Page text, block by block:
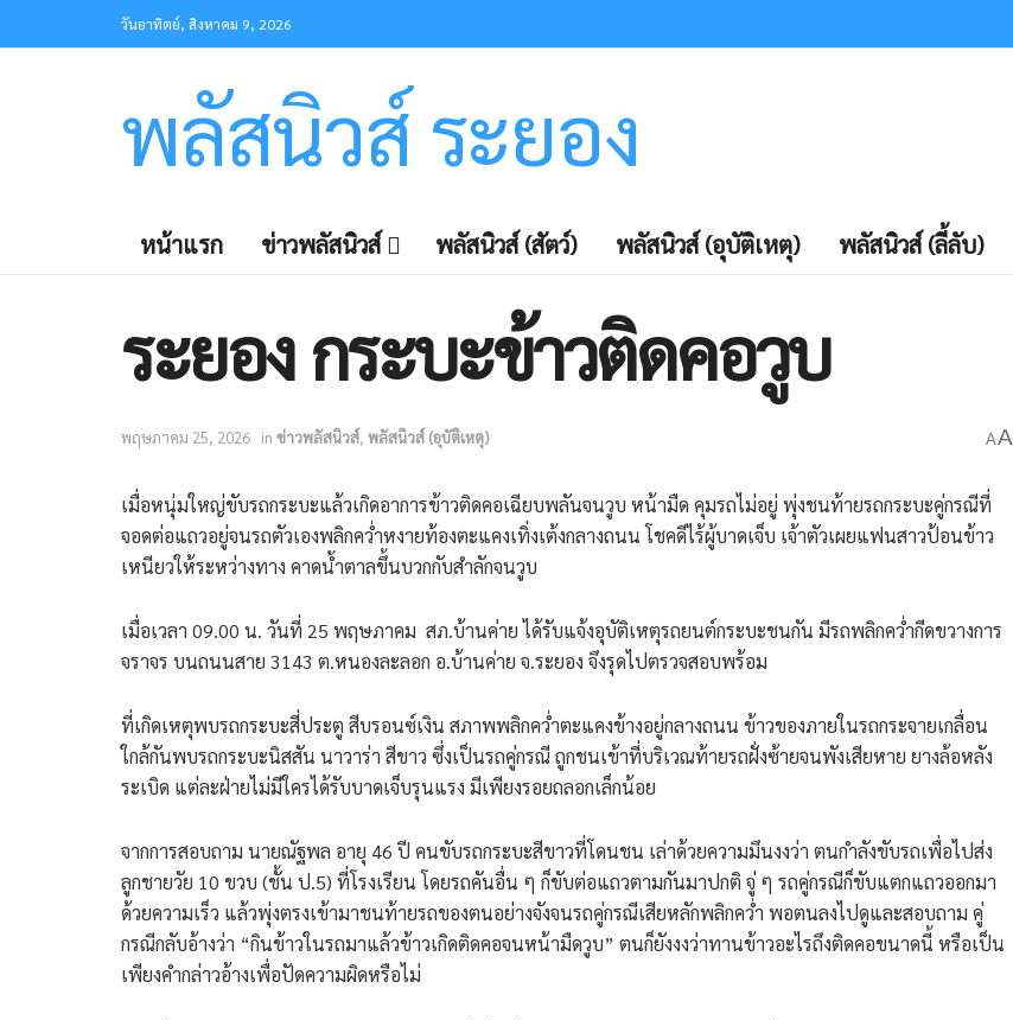
วันอาทิตย์, สิงหาคม 9, 2026
พลัสนิวส์ ระยอง
หน้าแรก ข่าวพลัสนิวส์ พลัสนิวส์ (สัตว์) พลัสนิวส์ (อุบัติเหตุ) พลัสนิวส์ (ลี้ลับ)
ระยอง กระบะข้าวติดคอวูบ
พฤษภาคม 25, 2026 in ข่าวพลัสนิวส์, พลัสนิวส์ (อุบัติเหตุ) AA
เมื่อหนุ่มใหญ่ขับรถกระบะแล้วเกิดอาการข้าวติดคอเฉียบพลันจนวูบ หน้ามืด คุมรถไม่อยู่ พุ่งชนท้ายรถกระบะคู่กรณีที่
จอดต่อแถวอยู่จนรถตัวเองพลิกคว่ำหงายท้องตะแคงเทิ่งเต้งกลางถนน โชคดีไร้ผู้บาดเจ็บ เจ้าตัวเผยแฟนสาวป้อนข้าว
เหนียวให้ระหว่างทาง คาดน้ำตาลขึ้นบวกกับสำลักจนวูบ
เมื่อเวลา 09.00 น. วันที่ 25 พฤษภาคม สภ.บ้านค่าย ได้รับแจ้งอุบัติเหตุรถยนต์กระบะชนกัน มีรถพลิกคว่ำกีดขวางการ
จราจร บนถนนสาย 3143 ต.หนองละลอก อ.บ้านค่าย จ.ระยอง จึงรุดไปตรวจสอบพร้อม
ที่เกิดเหตุพบรถกระบะสี่ประตู สีบรอนซ์เงิน สภาพพลิกคว่ำตะแคงข้างอยู่กลางถนน ข้าวของภายในรถกระจายเกลื่อน
ใกล้กันพบรถกระบะนิสสัน นาวาร่า สีขาว ซึ่งเป็นรถคู่กรณี ถูกชนเข้าที่บริเวณท้ายรถฝั่งซ้ายจนพังเสียหาย ยางล้อหลัง
ระเบิด แต่ละฝ่ายไม่มีใครได้รับบาดเจ็บรุนแรง มีเพียงรอยถลอกเล็กน้อย
จากการสอบถาม นายณัฐพล อายุ 46 ปี คนขับรถกระบะสีขาวที่โดนชน เล่าด้วยความมึนงงว่า ตนกำลังขับรถเพื่อไปส่ง
ลูกชายวัย 10 ขวบ (ชั้น ป.5) ที่โรงเรียน โดยรถคันอื่น ๆ ก็ขับต่อแถวตามกันมาปกติ จู่ ๆ รถคู่กรณีก็ขับแตกแถวออกมา
ด้วยความเร็ว แล้วพุ่งตรงเข้ามาชนท้ายรถของตนอย่างจังจนรถคู่กรณีเสียหลักพลิกคว่ำ พอตนลงไปดูและสอบถาม คู่
กรณีกลับอ้างว่า “กินข้าวในรถมาแล้วข้าวเกิดติดคอจนหน้ามืดวูบ” ตนก็ยังงงว่าทานข้าวอะไรถึงติดคอขนาดนี้ หรือเป็น
เพียงคำกล่าวอ้างเพื่อปัดความผิดหรือไม่